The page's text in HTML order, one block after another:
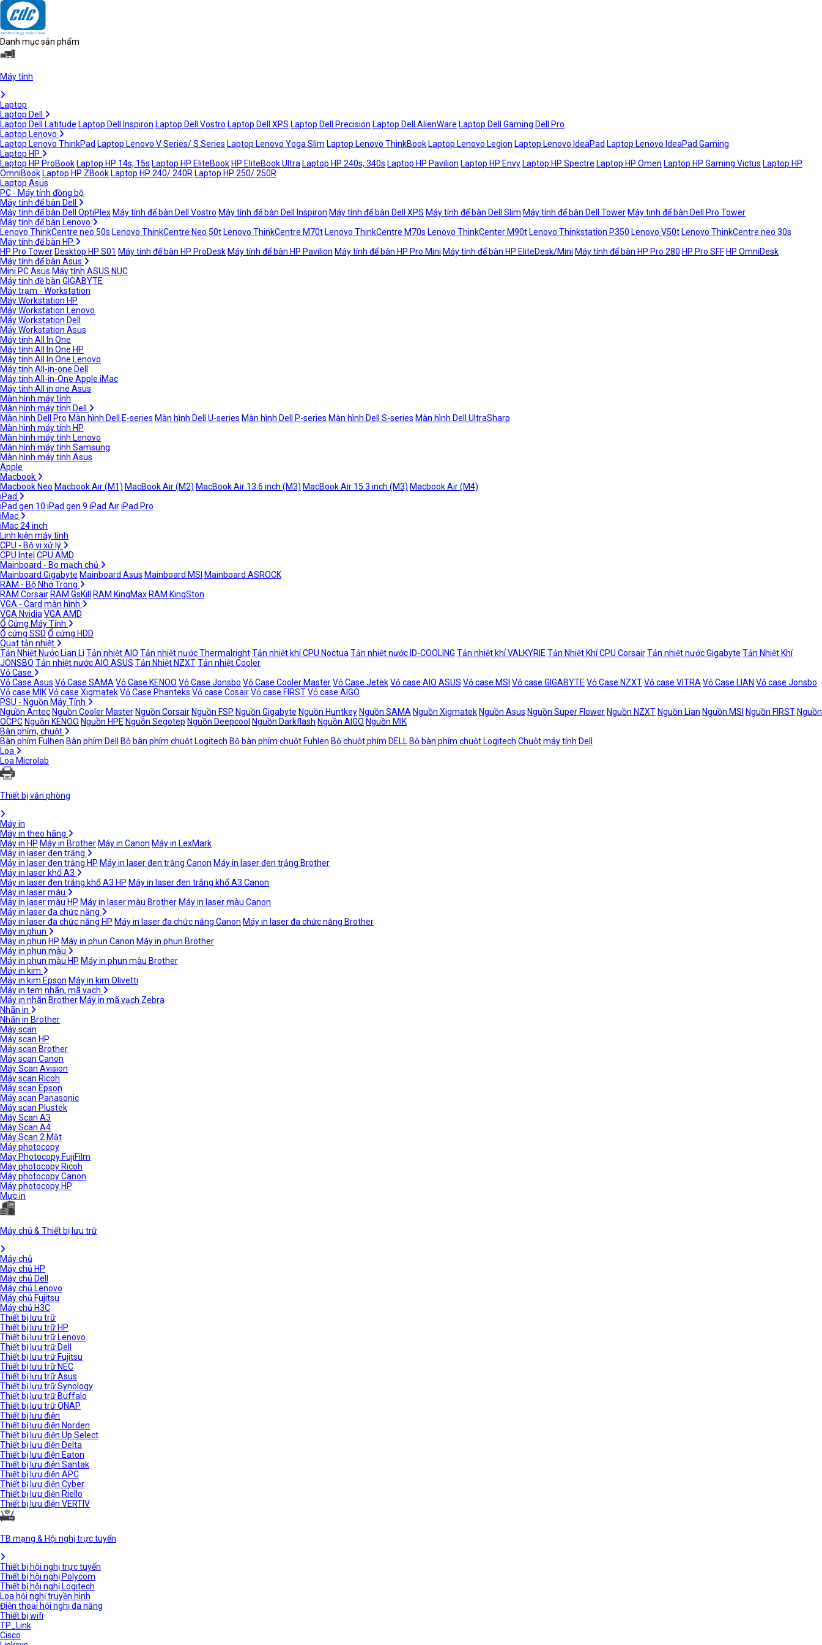
Danh mục sản phẩm
Máy tính
Laptop
Laptop Dell
Laptop Dell Latitude Laptop Dell Inspiron Laptop Dell Vostro Laptop Dell XPS Laptop Dell Precision Laptop Dell AlienWare Laptop Dell Gaming Dell Pro
Laptop Lenovo
Laptop Lenovo ThinkPad Laptop Lenovo V Series/ S Series Laptop Lenovo Yoga Slim Laptop Lenovo ThinkBook Laptop Lenovo Legion Laptop Lenovo IdeaPad Laptop Lenovo IdeaPad Gaming
Laptop HP
Laptop HP ProBook Laptop HP 14s, 15s Laptop HP EliteBook HP EliteBook Ultra Laptop HP 240s, 340s Laptop HP Pavilion Laptop HP Envy Laptop HP Spectre Laptop HP Omen Laptop HP Gaming Victus Laptop HP
OmniBook Laptop HP ZBook Laptop HP 240/ 240R Laptop HP 250/ 250R
Laptop Asus
PC - Máy tính đồng bộ
Máy tính để bàn Dell
Máy tính để bàn Dell OptiPlex Máy tính để bàn Dell Vostro Máy tính để bàn Dell Inspiron Máy tính để bàn Dell XPS Máy tính để bàn Dell Slim Máy tính để bàn Dell Tower Máy tinh để bàn Dell Pro Tower
Máy tính để bàn Lenovo
Lenovo ThinkCentre neo 50s Lenovo ThinkCentre Neo 50t Lenovo ThinkCentre M70t Lenovo ThinkCentre M70s Lenovo ThinkCenter M90t Lenovo Thinkstation P350 Lenovo V50t Lenovo ThinkCentre neo 30s
Máy tính để bàn HP
HP Pro Tower Desktop HP S01 Máy tính để bàn HP ProDesk Máy tính để bàn HP Pavilion Máy tính để bàn HP Pro Mini Máy tính để bàn HP EliteDesk/Mini Máy tính để bàn HP Pro 280 HP Pro SFF HP OmniDesk
Máy tính để bàn Asus
Mini PC Asus Máy tính ASUS NUC
Máy tinh đề bàn GIGABYTE
Máy trạm - Workstation
Máy Workstation HP
Máy Workstation Lenovo
Máy Workstation Dell
Máy Workstation Asus
Máy tính All In One
Máy tính All In One HP
Máy tính All In One Lenovo
Máy tính All-in-one Dell
Máy tính All-in-One Apple iMac
Máy tính All in one Asus
Màn hình máy tính
Màn hình máy tính Dell
Màn hình Dell Pro Màn hình Dell E-series Màn hình Dell U-series Màn hình Dell P-series Màn hình Dell S-series Màn hình Dell UltraSharp
Màn hình máy tính HP
Màn hình máy tính Lenovo
Màn hình máy tính Samsung
Màn hình máy tính Asus
Apple
Macbook
Macbook Neo Macbook Air (M1) MacBook Air (M2) MacBook Air 13.6 inch (M3) MacBook Air 15.3 inch (M3) Macbook Air (M4)
iPad
iPad gen 10 iPad gen 9 iPad AiriPad Pro
iMac
iMac 24 inch
Linh kiện máy tính
CPU - Bộ vi xử lý
CPU Intel CPU AMD
Mainboard - Bo mạch chủ
Mainboard Gigabyte Mainboard Asus Mainboard MSI Mainboard ASROCK
RAM - Bộ Nhớ Trong
RAM Corsair RAM GsKill RAM KingMax RAM KingSton
VGA - Card màn hình
VGA Nvidia VGA AMD
Ổ Cứng Máy Tính
Ổ cứng SSD Ổ cứng HDD
Quạt tản nhiệt
Tản Nhiệt Nước Lian Li Tản nhiệt AIO Tản nhiệt nước ThermalrightTản nhiệt khí CPU Noctua Tản nhiệt nước ID-COOLING Tản nhiệt khí VALKYRIE Tản Nhiệt Khí CPU CorsairTản nhiệt nước Gigabyte Tản Nhiệt Khí
JONSBO Tản nhiệt nước AIO ASUS Tản Nhiệt NZXTTản nhiệt Cooler
Vỏ Case
Vỏ Case Asus Vỏ Case SAMA Vỏ Case KENOO Vỏ Case Jonsbo Vỏ Case Cooler MasterVỏ Case JetekVỏ case AIO ASUS Vỏ case MSI Vỏ case GIGABYTE Vỏ Case NZXTVỏ case VITRA Vỏ Case LIAN Vỏ case Jonsbo
Vỏ case MIKVỏ case XigmatekVỏ Case Phanteks Vỏ case CosairVỏ case FIRSTVỏ case AIGO
PSU - Nguồn Máy Tính
Nguồn Antec Nguồn Cooler Master Nguồn Corsair Nguồn FSP Nguồn Gigabyte Nguồn Huntkey Nguồn SAMA Nguồn Xigmatek Nguồn Asus Nguồn Super Flower Nguồn NZXT Nguồn Lian Nguồn MSI Nguồn FIRST Nguồn
OCPC Nguồn KENOO Nguồn HPE Nguồn Segotep Nguồn Deepcool Nguồn Darkflash Nguồn AIGO Nguồn MIK
Bàn phím, chuột
Bàn phím Fulhen Bàn phím Dell Bộ bàn phím chuột Logitech Bộ bàn phím chuột Fuhlen Bộ chuột phím DELL Bộ bàn phím chuột Logitech Chuột máy tính Dell
Loa
Loa Microlab
Thiết bị văn phòng
Máy in
Máy in theo hãng
Máy in HP Máy in Brother Máy in Canon Máy in LexMark
Máy in laser đen trắng
Máy in laser đen trắng HP Máy in laser đen trắng Canon Máy in laser đen trắng Brother
Máy in laser khổ A3
Máy in laser đen trắng khổ A3 HP Máy in laser đen trắng khổ A3 Canon
Máy in laser màu
Máy in laser màu HP Máy in laser màu Brother Máy in laser màu Canon
Máy in laser đa chức năng
Máy in laser đa chức năng HP Máy in laser đa chức năng Canon Máy in laser đa chức năng Brother
Máy in phun
Máy in phun HP Máy in phun Canon Máy in phun Brother
Máy in phun màu
Máy in phun màu HP Máy in phun màu Brother
Máy in kim
Máy in kim Epson Máy in kim Olivetti
Máy in tem nhãn, mã vạch
Máy in nhãn Brother Máy in mã vạch Zebra
Nhãn in
Nhãn in Brother
Máy scan
Máy scan HP
Máy scan Brother
Máy scan Canon
Máy Scan Avision
Máy scan Ricoh
Máy scan Epson
Máy scan Panasonic
Máy scan Plustek
Máy Scan A3
Máy Scan A4
Máy Scan 2 Mặt
Máy photocopy
Máy Photocopy FujiFilm
Máy photocopy Ricoh
Máy photocopy Canon
Máy photocopy HP
Mực in
Máy chủ & Thiết bị lưu trữ
Máy chủ
Máy chủ HP
Máy chủ Dell
Máy chủ Lenovo
Máy chủ Fujitsu
Máy chủ H3C
Thiết bị lưu trữ
Thiết bị lưu trữ HP
Thiết bị lưu trữ Lenovo
Thiết bị lưu trữ Dell
Thiết bị lưu trữ Fujitsu
Thiết bị lưu trữ NEC
Thiết bị lưu trữ Asus
Thiết bị lưu trữ Synology
Thiết bị lưu trữ Buffalo
Thiết bị lưu trữ QNAP
Thiết bị lưu điện
Thiết bị lưu điện Norden
Thiết bị lưu điện Up Select
Thiết bị lưu điện Delta
Thiết bị lưu điện Eaton
Thiết bị lưu điện Santak
Thiết bị lưu điện APC
Thiết bị lưu điện Cyber
Thiết bị lưu điện Riello
Thiết bị lưu điện VERTIV
TB mạng & Hội nghị trực tuyến
Thiết bị hội nghị trực tuyến
Thiết bị hội nghị Polycom
Thiết bị hội nghị Logitech
Loa hội nghị truyền hình
Điện thoại hội nghị đa năng
Thiết bị wifi
TP_Link
Cisco